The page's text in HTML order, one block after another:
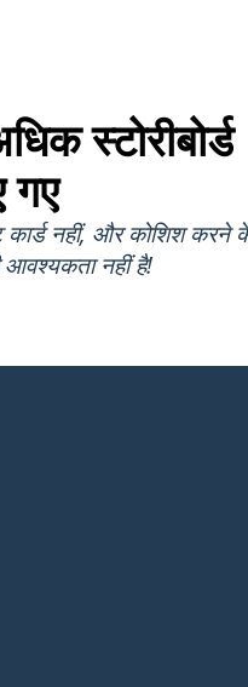
स्टोरीबोर्ड
गए
कार्ड नहीं, और कोशिश करने
आवश्यकता नहीं है!